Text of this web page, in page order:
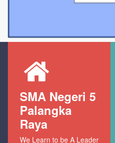
SMA Negeri 5
Palangka
Raya
We Learn to be A Leader